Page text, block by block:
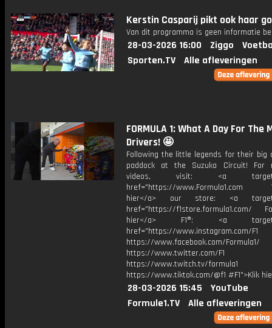
Kerstin Casparij pikt ook haar
Van dit programma is geen informatie
28-03-2026 16:00 Ziggo
Sporten.TV
Alle afleveringen
FORMULA 1: What A Day For The
Drivers! 🤩
Following the little legends for their big
paddock at the Suzuka Circuit! For
videos, visit: <a
href="https://www.Formula1.com
hier</a> our store: <a
href="https://f1store.formula1.com/
hier</a> F1®: <a
href="https://www.instagram.com/F1
https://www.facebook.com/Formula1/
https://www.twitter.com/F1
https://www.twitch.tv/formula1
https://www.tiktok.com/@f1 #F1">Klik
28-03-2026 15:45
YouTube
Formule1.TV
Alle afleveringen